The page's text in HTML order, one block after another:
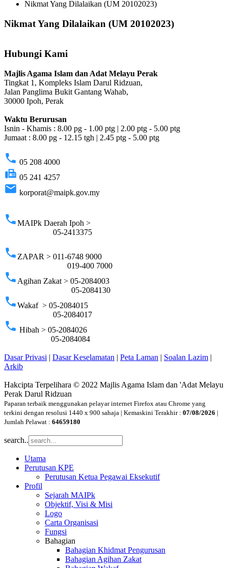
Nikmat Yang Dilalaikan (UM 20102023)
Nikmat Yang Dilalaikan (UM 20102023)
Hubungi Kami
Majlis Agama Islam dan Adat Melayu Perak
Tingkat 1, Kompleks Islam Darul Ridzuan,
Jalan Panglima Bukit Gantang Wahab,
30000 Ipoh, Perak
Waktu Berurusan
Isnin - Khamis : 8.00 pg - 1.00 ptg | 2.00 ptg - 5.00 ptg
Jumaat : 8.00 pg - 12.15 tgh | 2.45 ptg - 5.00 ptg
phone 05 208 4000
fax 05 241 4257
email korporat@maipk.gov.my
phoneMAIPk Daerah Ipoh >
05-2413375
phone ZAPAR > 011-6748 9000
019-400 7000
phone Agihan Zakat > 05-2084003
05-2084130
phoneWakaf > 05-2084015
05-2084017
phone Hibah > 05-2084026
05-2084084
Dasar Privasi | Dasar Keselamatan | Peta Laman | Soalan Lazim |
Arkib
Hakcipta Terpelihara © 2022 Majlis Agama Islam dan 'Adat Melayu
Perak Darul Ridzuan
Paparan terbaik menggunakan pelayar internet Firefox atau Chrome yang
terkini dengan resolusi 1440 x 900 sahaja | Kemaskini Terakhir : 07/08/2026 |
Jumlah Pelawat : 64659180
search..
Utama
Perutusan KPE
Perutusan Ketua Pegawai Eksekutif
Profil
Sejarah MAIPk
Objektif, Visi & Misi
Logo
Carta Organisasi
Fungsi
Bahagian
Bahagian Khidmat Pengurusan
Bahagian Agihan Zakat